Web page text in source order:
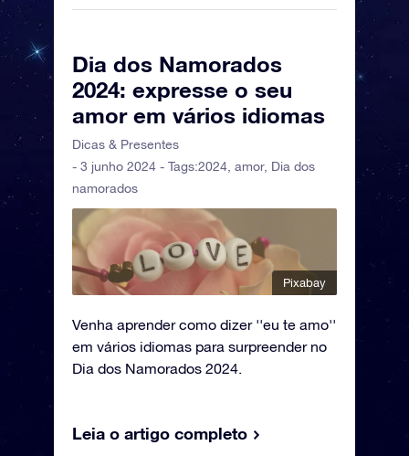
Dia dos Namorados
2024: expresse o seu
amor em vários idiomas
Dicas & Presentes
- 3 junho 2024 - Tags:2024 amor, Dia dos
namorados
Pixabay
Venha aprender como dizer ''eu te amo''
em vários idiomas para surpreender no
Dia dos Namorados 2024.
Leia o artigo completo